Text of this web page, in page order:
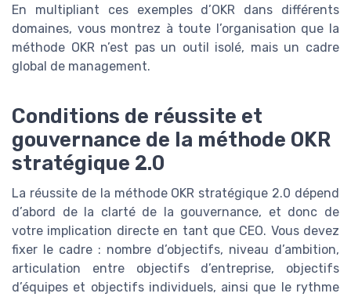
En multipliant ces exemples d’OKR dans différents
domaines, vous montrez à toute l’organisation que la
méthode OKR n’est pas un outil isolé, mais un cadre
global de management.
Conditions de réussite et
gouvernance de la méthode OKR
stratégique 2.0
La réussite de la méthode OKR stratégique 2.0 dépend
d’abord de la clarté de la gouvernance, et donc de
votre implication directe en tant que CEO. Vous devez
fixer le cadre : nombre d’objectifs, niveau d’ambition,
articulation entre objectifs d’entreprise, objectifs
d’équipes et objectifs individuels, ainsi que le rythme